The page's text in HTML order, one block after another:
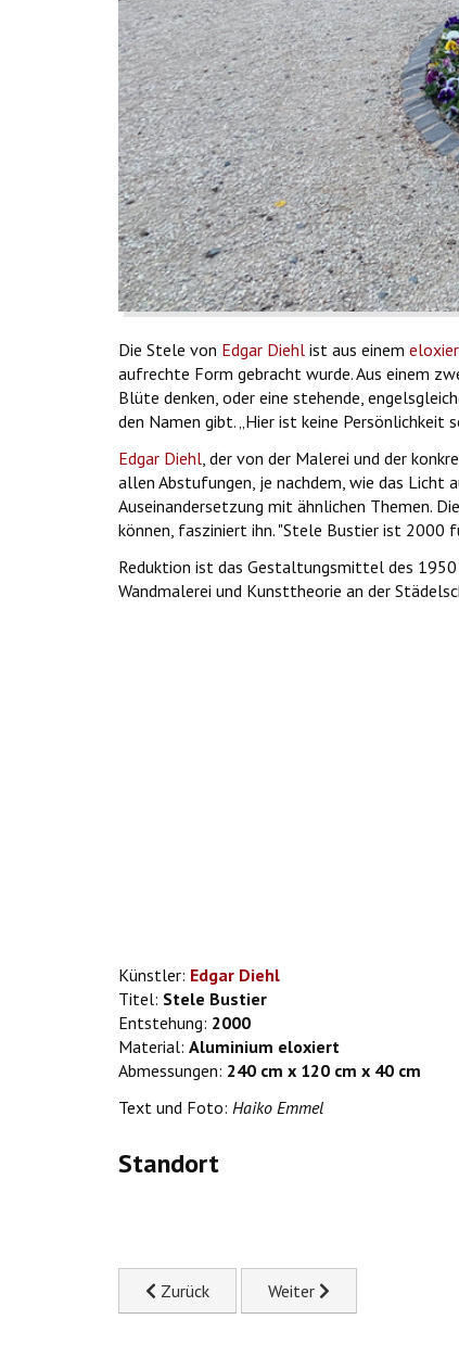
Die Stele von Edgar Diehl ist aus einem
aufrechte Form gebracht wurde. Aus einem
Blüte denken, oder eine stehende,
den Namen gibt. „Hier ist keine Persönlichkeit
Edgar Diehl , der von der Malerei und der
allen Abstufungen, je nachdem, wie das Licht
Auseinandersetzung mit ähnlichen Themen.
können, fasziniert ihn. "Stele Bustier ist 2000
Reduktion ist das Gestaltungsmittel des 1950
Wandmalerei und Kunsttheorie an der
Künstler: Edgar Diehl
Titel: Stele Bustier
Entstehung: 2000
Material: Aluminium eloxiert
Abmessungen: 240 cm x 120 cm x 40 cm
Text und Foto: Haiko Emmel
Standort
Previous article: E. R. Nele: Walking Figures
Zurück Next article: Emilia
Weiter